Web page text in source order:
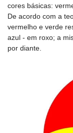
cores básicas:
De acordo com a
vermelho e verde
azul - em roxo; a
por diante.